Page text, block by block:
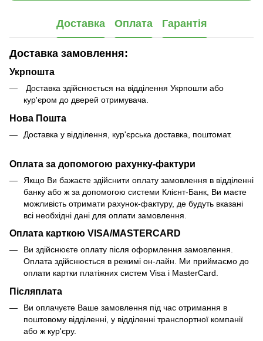
Доставка Оплата Гарантія
Доставка замовлення:
Укрпошта
Доставка здійснюється на відділення Укрпошти або
кур'єром до дверей отримувача.
Нова Пошта
Доставка у відділення, кур'єрська доставка, поштомат.
Оплата за допомогою рахунку-фактури
Якщо Ви бажаєте здійснити оплату замовлення в відділенні
банку або ж за допомогою системи Клієнт-Банк, Ви маєте
можливість отримати рахунок-фактуру, де будуть вказані
всі необхідні дані для оплати замовлення.
Оплата карткою VISA/MASTERCARD
Ви здійснюєте оплату після оформлення замовлення.
Оплата здійснюється в режимі он-лайн. Ми приймаємо до
оплати картки платіжних систем Visa і MasterCard.
Післяплата
Ви оплачуєте Ваше замовлення під час отримання в
поштовому відділенні, у відділенні транспортної компанії
або ж кур'єру.